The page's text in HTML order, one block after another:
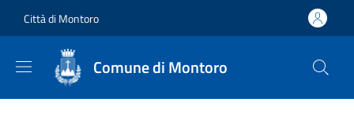
Città di Montoro
Comune di Montoro